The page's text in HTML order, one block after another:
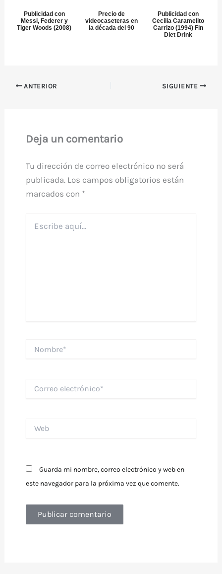
Publicidad con
Messi, Federer y
Tiger Woods (2008)
Precio de
videocaseteras en
la década del 90
Publicidad con
Cecilia Caramelito
Carrizo (1994) Fin
Diet Drink
ANTERIOR SIGUIENTE
Deja un comentario
Tu dirección de correo electrónico no será
publicada. Los campos obligatorios están
marcados con *
aquí...
electrónico*
Guarda mi nombre, correo electrónico y web en
este navegador para la próxima vez que comente.